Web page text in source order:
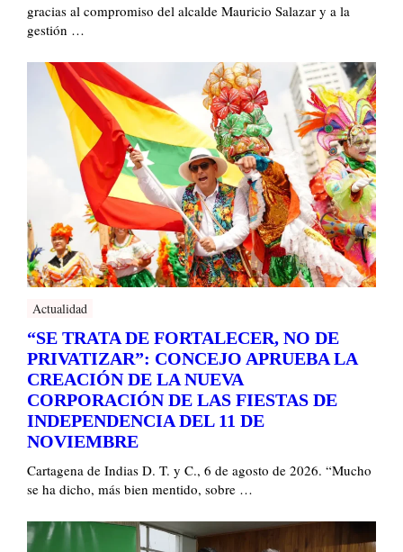
gracias al compromiso del alcalde Mauricio Salazar y a la
gestión …
Actualidad
“SE TRATA DE FORTALECER, NO DE
PRIVATIZAR”: CONCEJO APRUEBA LA
CREACIÓN DE LA NUEVA
CORPORACIÓN DE LAS FIESTAS DE
INDEPENDENCIA DEL 11 DE
NOVIEMBRE
Cartagena de Indias D. T. y C., 6 de agosto de 2026. “Mucho
se ha dicho, más bien mentido, sobre …